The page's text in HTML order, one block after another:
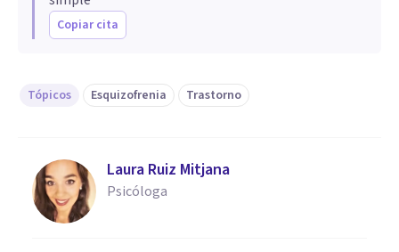
Copiar cita
Tópicos Esquizofrenia Trastorno
Laura Ruiz Mitjana
Psicóloga